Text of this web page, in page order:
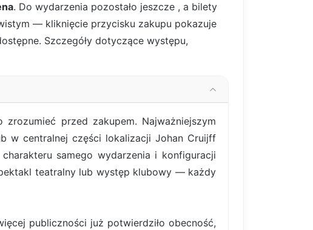
. Do wydarzenia pozostało jeszcze , a bilety
— kliknięcie przycisku zakupu pokazuje
Szczegóły dotyczące występu,
przed zakupem. Najważniejszym
w centralnej części lokalizacji Johan Cruijff
samego wydarzenia i konfiguracji
teatralny lub występ klubowy — każdy
publiczności już potwierdziło obecność,